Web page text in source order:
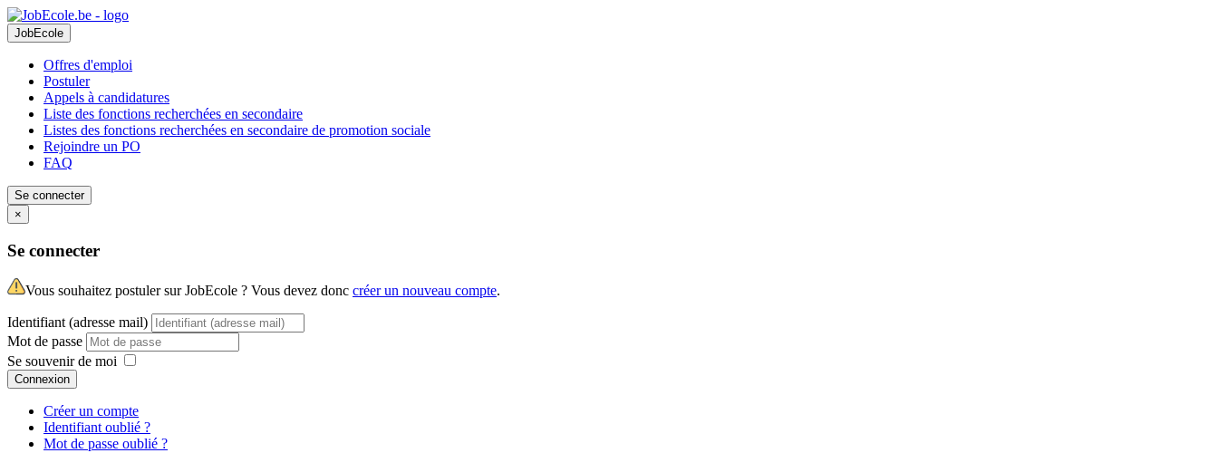
JobEcole
Offres d'emploi
Postuler
Appels à candidatures
Liste des fonctions recherchées en secondaire
Listes des fonctions recherchées en secondaire de promotion sociale
Rejoindre un PO
FAQ
Se connecter
×
Se connecter
Vous souhaitez postuler sur JobEcole ? Vous devez donc créer un nouveau compte.
Identifiant (adresse mail)
Mot de passe
Se souvenir de moi
Connexion
Créer un compte
Identifiant oublié ?
Mot de passe oublié ?